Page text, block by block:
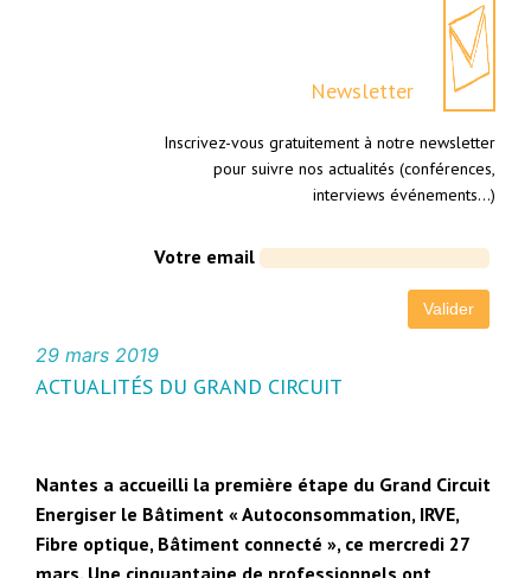
Newsletter
Inscrivez-vous gratuitement à notre newsletter
pour suivre nos actualités (conférences,
interviews événements…)
Votre email
29 mars 2019
ACTUALITÉS DU GRAND CIRCUIT
Nantes a accueilli la première étape du Grand Circuit
Energiser le Bâtiment « Autoconsommation, IRVE,
Fibre optique, Bâtiment connecté », ce mercredi 27